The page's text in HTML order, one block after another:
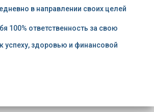
в направлении своих целей
100% ответственность за свою
успеху, здоровью и финансовой